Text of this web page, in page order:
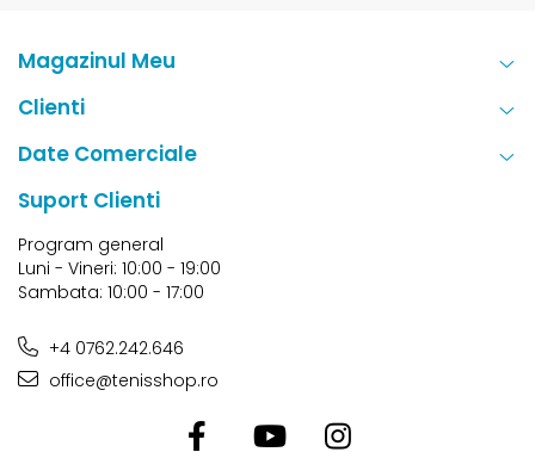
Magazinul Meu
Clienti
Date Comerciale
Suport Clienti
Program general
Luni - Vineri: 10:00 - 19:00
Sambata: 10:00 - 17:00
+4 0762.242.646
office@tenisshop.ro